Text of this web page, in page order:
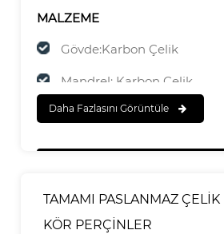
MALZEME
Gövde:Karbon Çelik
Mandrel: Karbon Çelik
SONA ERMEK
Daha Fazlasını Görüntüle
TAMAMI PASLANMAZ
KÖR PERÇİNLER